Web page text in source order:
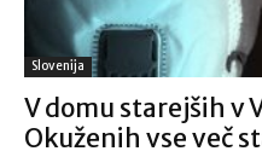
Slovenija
V domu starejših v
Okuženih vse več